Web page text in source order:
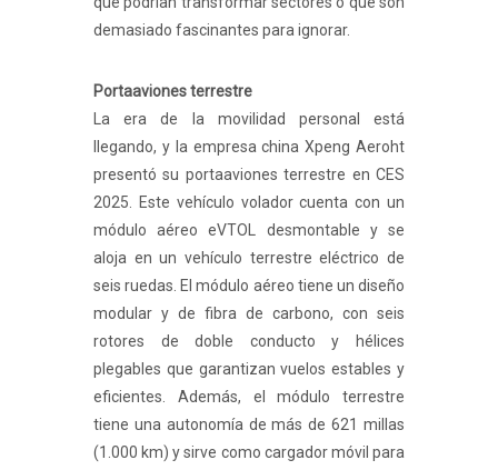
demasiado fascinantes para ignorar.
Portaaviones terrestre
La era de la movilidad personal está
llegando, y la empresa china Xpeng Aeroht
presentó su portaaviones terrestre en CES
2025. Este vehículo volador cuenta con un
módulo aéreo eVTOL desmontable y se
aloja en un vehículo terrestre eléctrico de
seis ruedas. El módulo aéreo tiene un diseño
modular y de fibra de carbono, con seis
rotores de doble conducto y hélices
plegables que garantizan vuelos estables y
eficientes. Además, el módulo terrestre
tiene una autonomía de más de 621 millas
(1.000 km) y sirve como cargador móvil para